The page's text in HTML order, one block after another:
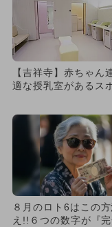
【吉祥寺】赤ちゃん
適な授乳室があるス
８月のロト6はこの
え!!６つの数字が『